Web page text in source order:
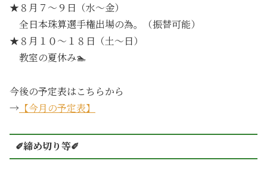
★８月７～９日（水～金）
全日本珠算選手権出場の為。（振替可能）
★８月１０～１８日（土～日）
教室の夏休み🏊
今後の予定表はこちらから
→ 【今月の予定表】
✐締め切り等✐